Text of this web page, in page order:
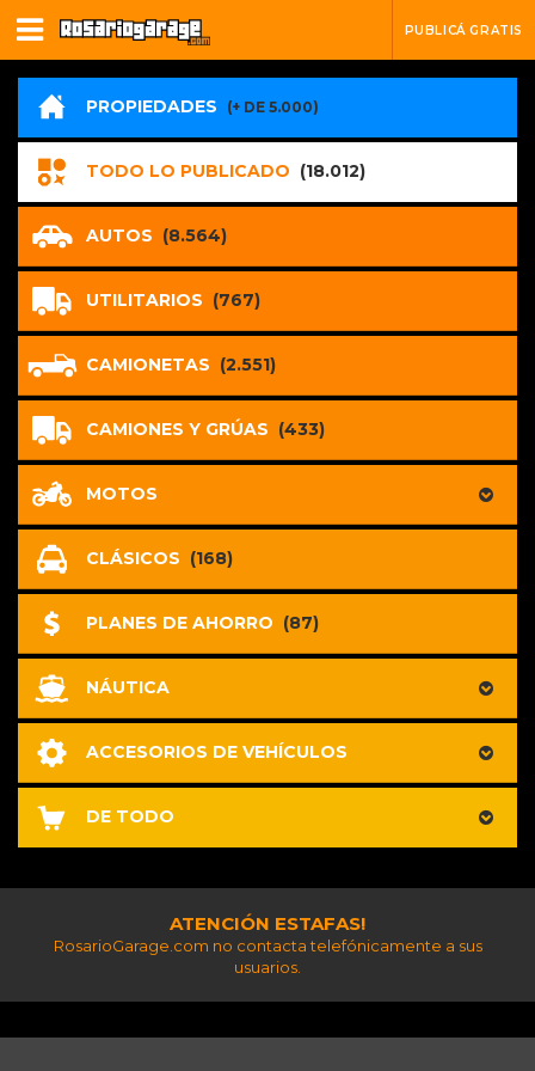
PUBLICÁ GRATIS
PROPIEDADES (+ DE 5.000)
TODO LO PUBLICADO (18.012)
AUTOS (8.564)
UTILITARIOS (767)
CAMIONETAS (2.551)
CAMIONES Y GRÚAS (433)
MOTOS
CLÁSICOS (168)
PLANES DE AHORRO (87)
NÁUTICA
ACCESORIOS DE VEHÍCULOS
DE TODO
ATENCIÓN ESTAFAS!
RosarioGarage.com no contacta telefónicamente a sus
usuarios.